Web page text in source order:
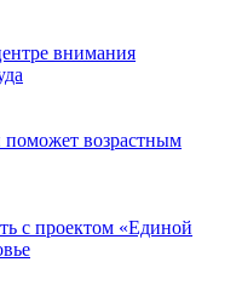
внимания
возрастным
с проектом «Единой